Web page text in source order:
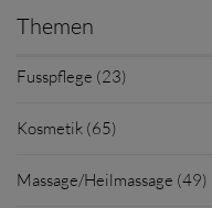
Themen
Fusspflege (23)
Kosmetik (65)
Massage/Heilmassage (49)